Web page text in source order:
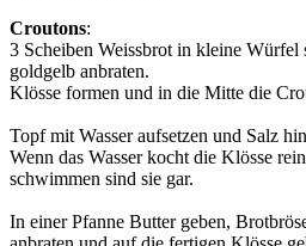
Croutons:
3 Scheiben Weissbrot in kleine Würfel
goldgelb anbraten.
Klösse formen und in die Mitte die
Topf mit Wasser aufsetzen und Salz
Wenn das Wasser kocht die Klösse
schwimmen sind sie gar.
In einer Pfanne Butter geben,